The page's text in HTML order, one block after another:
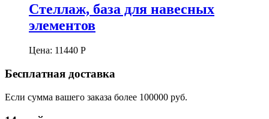
Стеллаж, база для навесных
элементов
Цена: 11440 Р
Бесплатная доставка
Если сумма вашего заказа более 100000 руб.